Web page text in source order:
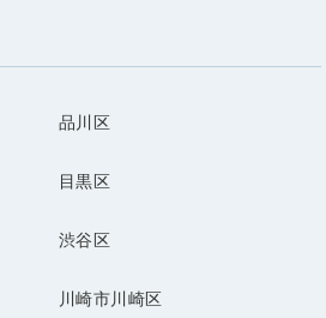
品川区
目黒区
渋谷区
川崎市川崎区